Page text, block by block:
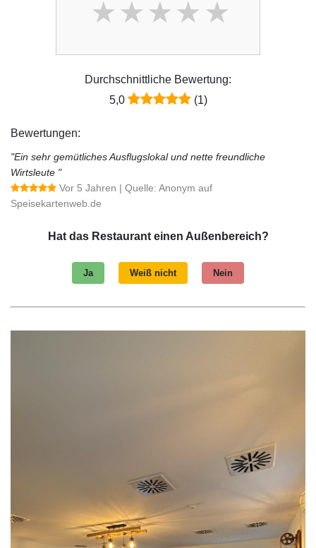
Durchschnittliche Bewertung:
5,0
(1)
Bewertungen:
"Ein sehr gemütliches Ausflugslokal und nette freundliche
Wirtsleute "
Vor 5 Jahren | Quelle: Anonym auf
Speisekartenweb.de
Hat das Restaurant einen Außenbereich?
Ja Weiß nicht Nein